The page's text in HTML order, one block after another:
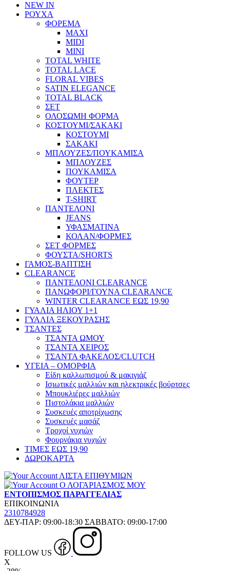
NEW IN
ΡΟΥΧΑ
ΦΟΡΕΜΑ
MAXI
MIDI
MINI
TOTAL WHITE
TOTAL LACE
FLORAL VIBES
SATIN ELEGANCE
TOTAL BLACK
ΣΕΤ
ΟΛΟΣΩΜΗ ΦΟΡΜΑ
ΚΟΣΤΟΥΜΙ/ΣΑΚΑΚΙ
ΚΟΣΤΟΥΜΙ
ΣΑΚΑΚΙ
ΜΠΛΟΥΖΕΣ/ΠΟΥΚΑΜΙΣΑ
ΜΠΛΟΥΖΕΣ
ΠΟΥΚΑΜΙΣΑ
ΦΟΥΤΕΡ
ΠΛΕΚΤΕΣ
T-SHIRT
ΠΑΝΤΕΛΟΝΙ
JEANS
ΥΦΑΣΜΑΤΙΝΑ
ΚΟΛΑΝ/ΦΟΡΜΕΣ
ΣΕΤ ΦΟΡΜΕΣ
ΦΟΥΣΤΑ/SHORTS
ΓΑΜΟΣ-ΒΑΠΤΙΣΗ
CLEARANCE
ΠΑΝΤΕΛΟΝΙ CLEARANCE
ΠΑΝΩΦΟΡΙ/ΓΟΥΝΑ CLEARANCE
WINTER CLEARANCE ΕΩΣ 19,90
ΓΥΑΛΙΑ ΗΛΙΟΥ 1+1
ΓΥΑΛΙΑ ΞΕΚΟΥΡΑΣΗΣ
ΤΣΑΝΤΕΣ
ΤΣΑΝΤΑ ΩΜΟΥ
ΤΣΑΝΤΑ ΧΕΙΡΟΣ
ΤΣΑΝΤΑ ΦΑΚΕΛΟΣ/CLUTCH
ΥΓΕΙΑ – ΟΜΟΡΦΙΑ
Είδη καλλωπισμού & μακιγιάζ
Ισιωτικές μαλλιών και ηλεκτρικές βούρτσες
Μπουκλιέρες μαλλιών
Πιστολάκια μαλλιών
Συσκευές αποτρίχωσης
Συσκευές μασάζ
Τροχοί νυχιών
Φουρνάκια νυχιών
ΤΙΜΕΣ ΕΩΣ 19,90
ΔΩΡΟΚΑΡΤΑ
ΛΙΣΤΑ ΕΠΙΘΥΜΙΩΝ
Ο ΛΟΓΑΡΙΑΣΜΟΣ ΜΟΥ
ΕΝΤΟΠΙΣΜΟΣ ΠΑΡΑΓΓΕΛΙΑΣ
ΕΠΙΚΟΙΝΩΝΙΑ
2310784928
ΔΕΥ-ΠΑΡ: 09:00-18:30 ΣΑΒΒΑΤΟ: 09:00-17:00
FOLLOW US
X